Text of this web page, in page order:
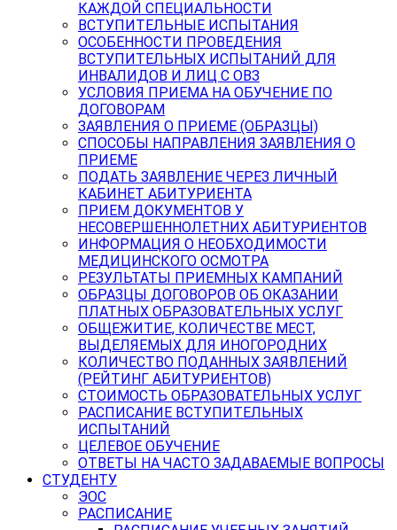
КАЖДОЙ СПЕЦИАЛЬНОСТИ
ВСТУПИТЕЛЬНЫЕ ИСПЫТАНИЯ
ОСОБЕННОСТИ ПРОВЕДЕНИЯ
ВСТУПИТЕЛЬНЫХ ИСПЫТАНИЙ ДЛЯ
ИНВАЛИДОВ И ЛИЦ С ОВЗ
УСЛОВИЯ ПРИЕМА НА ОБУЧЕНИЕ ПО
ДОГОВОРАМ
ЗАЯВЛЕНИЯ О ПРИЕМЕ (ОБРАЗЦЫ)
СПОСОБЫ НАПРАВЛЕНИЯ ЗАЯВЛЕНИЯ О
ПРИЕМЕ
ПОДАТЬ ЗАЯВЛЕНИЕ ЧЕРЕЗ ЛИЧНЫЙ
КАБИНЕТ АБИТУРИЕНТА
ПРИЕМ ДОКУМЕНТОВ У
НЕСОВЕРШЕННОЛЕТНИХ АБИТУРИЕНТОВ
ИНФОРМАЦИЯ О НЕОБХОДИМОСТИ
МЕДИЦИНСКОГО ОСМОТРА
РЕЗУЛЬТАТЫ ПРИЕМНЫХ КАМПАНИЙ
ОБРАЗЦЫ ДОГОВОРОВ ОБ ОКАЗАНИИ
ПЛАТНЫХ ОБРАЗОВАТЕЛЬНЫХ УСЛУГ
ОБЩЕЖИТИЕ, КОЛИЧЕСТВЕ МЕСТ,
ВЫДЕЛЯЕМЫХ ДЛЯ ИНОГОРОДНИХ
КОЛИЧЕСТВО ПОДАННЫХ ЗАЯВЛЕНИЙ
(РЕЙТИНГ АБИТУРИЕНТОВ)
СТОИМОСТЬ ОБРАЗОВАТЕЛЬНЫХ УСЛУГ
РАСПИСАНИЕ ВСТУПИТЕЛЬНЫХ
ИСПЫТАНИЙ
ЦЕЛЕВОЕ ОБУЧЕНИЕ
ОТВЕТЫ НА ЧАСТО ЗАДАВАЕМЫЕ ВОПРОСЫ
СТУДЕНТУ
ЭОС
РАСПИСАНИЕ